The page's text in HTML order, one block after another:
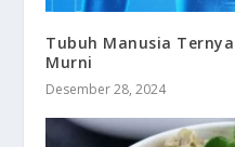
Tubuh Manusia
Murni
Desember 28, 2024